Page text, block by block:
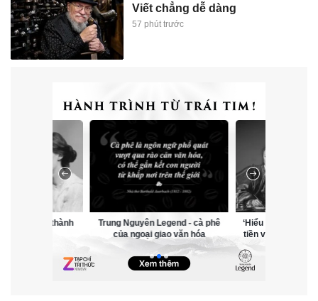
Viết chẳng dễ dàng
57 phút trước
Legend - cà phê
‘Hiểu hết về tiền’: Giải mã cách
tiền vận hành trong nền kinh tế